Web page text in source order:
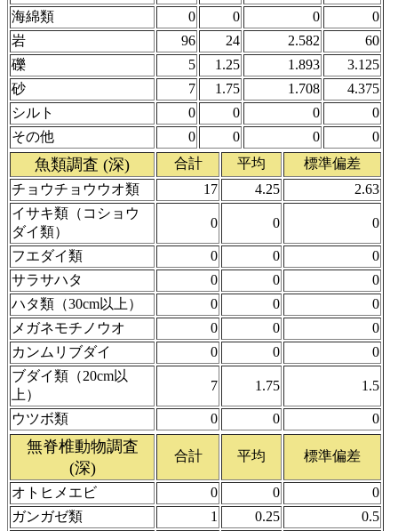
海綿類 0 0 0
0
岩
96 24 2.582
60
礫
5 1.25 1.893
3.125
砂
7 1.75 1.708
4.375
シルト
0 0 0
0
その他
0 0 0 0
魚類調査 (深) 合計 平均
標準偏差
チョウチョウウオ類
17 4.25
2.63
イサキ類（コショウ
ダイ類）
0 0 0
フエダイ類 0 0
0
サラサハタ
0 0
0
ハタ類（30cm以上）
0 0
0
メガネモチノウオ
0 0
0
カンムリブダイ
0 0
0
ブダイ類（20cm以
上）
7 1.75 1.5
ウツボ類 0 0 0
無脊椎動物調査
(深)
合計 平均 標準偏差
オトヒメエビ 0 0
0
ガンガゼ類
1 0.25
0.5